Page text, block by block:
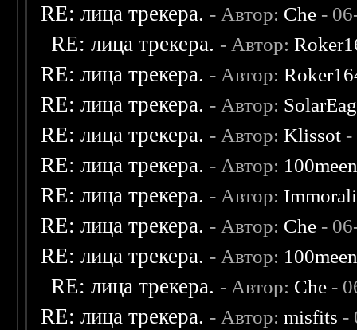
RE: лица трекера. - Автор: Che -
RE: лица трекера. - Автор:
RE: лица трекера. - Автор:
RE: лица трекера. - Автор:
RE: лица трекера. - Автор:Klissot -
RE: лица трекера. - Автор:
RE: лица трекера. - Автор:
RE: лица трекера. - Автор: Che -
RE: лица трекера. - Автор:
RE: лица трекера. - Автор: Che -
RE: лица трекера. - Автор:misfits -